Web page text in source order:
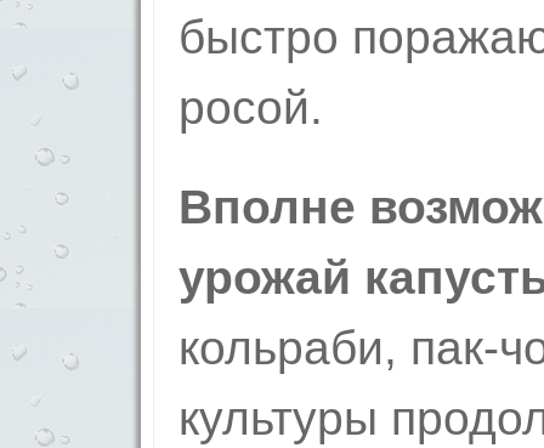
быстро
росой.
Вполне
урожай
кольраби, пак-
культуры